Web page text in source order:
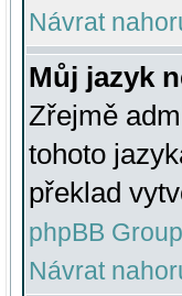
Návrat
Můj jazyk
Zřejmě
tohoto
překlad
phpBB Group
Návrat